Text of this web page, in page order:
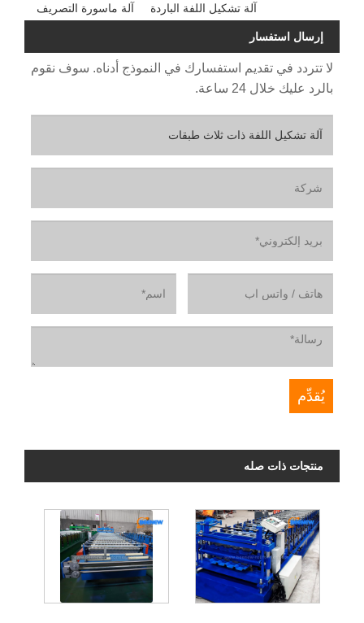
آلة ماسورة التصريف
آلة تشكيل اللفة الباردة
إرسال استفسار
لا تتردد في تقديم استفسارك في النموذج أدناه. سوف نقوم
بالرد عليك خلال 24 ساعة.
منتجات ذات صله